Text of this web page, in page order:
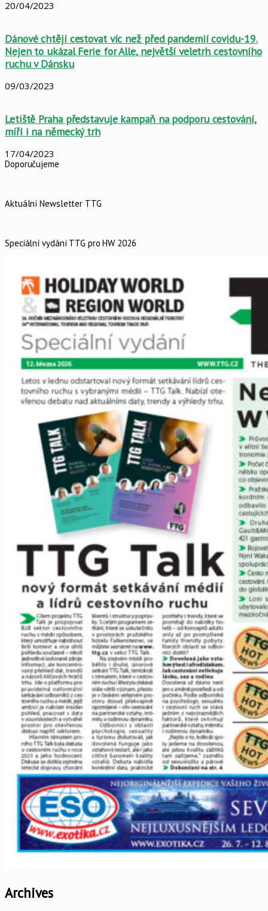
20/04/2023
Dánové chtějí cestovat víc než před pandemií covidu-19.
Nejen to ukázal Ferie for Alle, největší veletrh cestovního
ruchu v Dánsku
09/03/2023
Letiště Praha představuje kampaň na podporu cestování,
míří i na německý trh
17/04/2023
Doporučujeme
Aktuální Newsletter TTG
Speciální vydání TTG pro HW 2026
Archives